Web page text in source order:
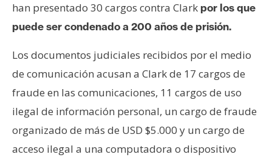
u
m
I
A
A
n
han presentado 30 cargos contra Clarkpor los que
puede ser condenado a 200 años de prisión.
Los documentos judiciales recibidos por el medio
de comunicación acusan a Clark de 17 cargos de
fraude en las comunicaciones, 11 cargos de uso
ilegal de información personal, un cargo de fraude
organizado de más de USD $5.000 y un cargo de
acceso ilegal a una computadora o dispositivo